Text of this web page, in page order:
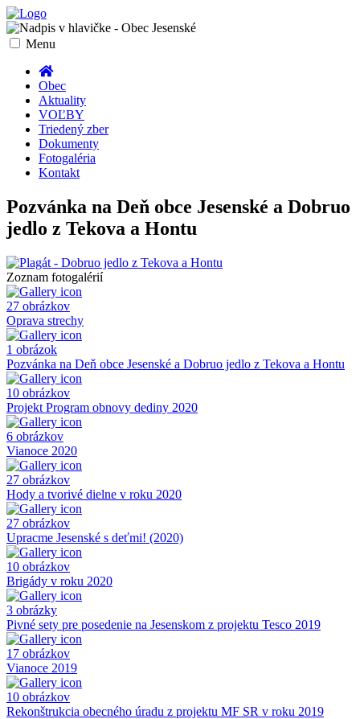
Toggle
Menu
Obec
Aktuality
VOĽBY
Triedený zber
Dokumenty
Fotogaléria
Kontakt
Pozvánka na Deň obce Jesenské a Dobruo
jedlo z Tekova a Hontu
Zoznam fotogalérií
27 obrázkov
Oprava strechy
1 obrázok
Pozvánka na Deň obce Jesenské a Dobruo jedlo z Tekova a Hontu
10 obrázkov
Projekt Program obnovy dediny 2020
6 obrázkov
Vianoce 2020
27 obrázkov
Hody a tvorivé dielne v roku 2020
27 obrázkov
Upracme Jesenské s deťmi! (2020)
10 obrázkov
Brigády v roku 2020
3 obrázky
Pivné sety pre posedenie na Jesenskom z projektu Tesco 2019
17 obrázkov
Vianoce 2019
10 obrázkov
Rekonštrukcia obecného úradu z projektu MF SR v roku 2019